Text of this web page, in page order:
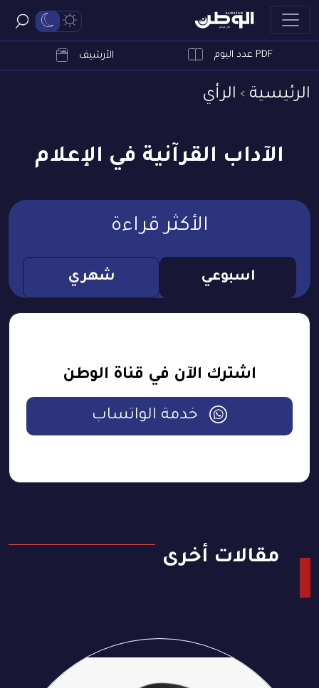
PDF عدد اليوم الأرشيف
الرئيسية الرأي
الآداب القرآنية في الإعلام
الأكثر قراءة
اسبوعي شهري
اشترك الآن في قناة الوطن
خدمة الواتساب
مقالات أخرى